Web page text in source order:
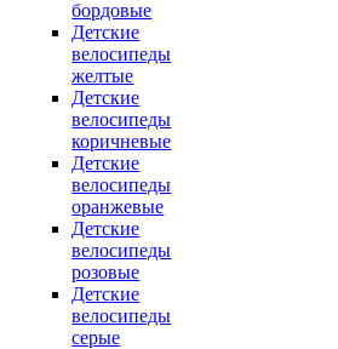
бордовые
Детские
велосипеды
желтые
Детские
велосипеды
коричневые
Детские
велосипеды
оранжевые
Детские
велосипеды
розовые
Детские
велосипеды
серые